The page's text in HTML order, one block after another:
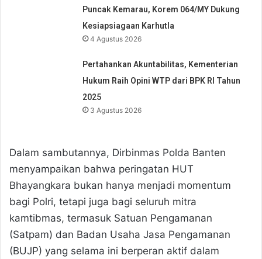
Puncak Kemarau, Korem 064/MY Dukung
Kesiapsiagaan Karhutla
4 Agustus 2026
Pertahankan Akuntabilitas, Kementerian
Hukum Raih Opini WTP dari BPK RI Tahun
2025
3 Agustus 2026
Dalam sambutannya, Dirbinmas Polda Banten
menyampaikan bahwa peringatan HUT
Bhayangkara bukan hanya menjadi momentum
bagi Polri, tetapi juga bagi seluruh mitra
kamtibmas, termasuk Satuan Pengamanan
(Satpam) dan Badan Usaha Jasa Pengamanan
(BUJP) yang selama ini berperan aktif dalam